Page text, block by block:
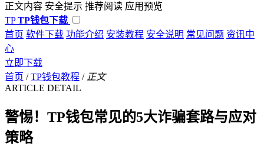
正文内容 安全提示 推荐阅读 应用预览
TP TP钱包下载
首页 软件下载 功能介绍 安装教程 安全说明 常见问题 资讯中
心
立即下载
首页 / TP钱包教程 / 正文
ARTICLE DETAIL
警惕！TP钱包常见的5大诈骗套路与应对
策略